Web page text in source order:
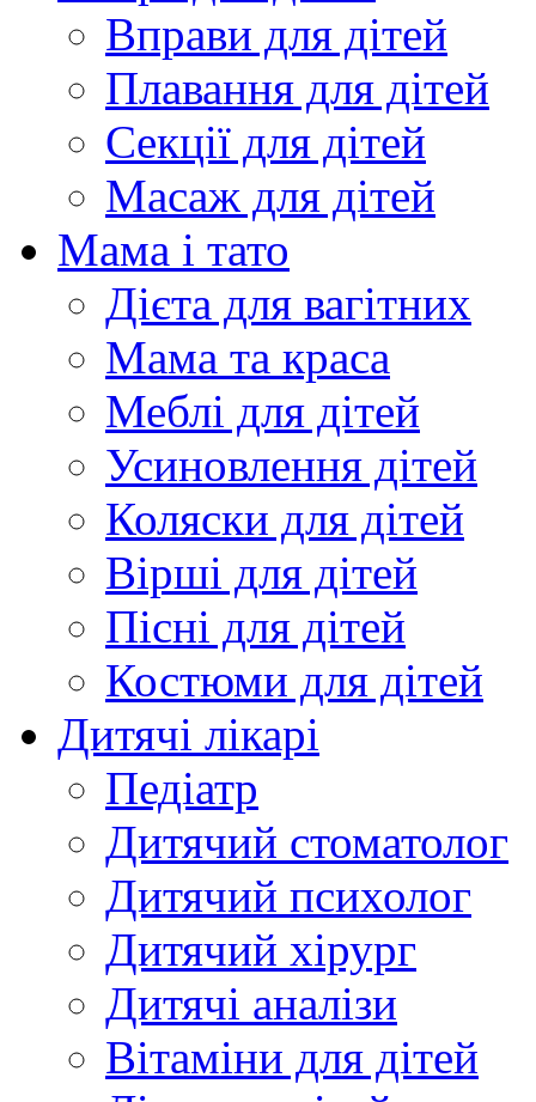
Вправи для дітей
Плавання для дітей
Секції для дітей
Масаж для дітей
Мама і тато
Дієта для вагітних
Мама та краса
Меблі для дітей
Усиновлення дітей
Коляски для дітей
Вірші для дітей
Пісні для дітей
Костюми для дітей
Дитячі лікарі
Педіатр
Дитячий стоматолог
Дитячий психолог
Дитячий хірург
Дитячі аналізи
Вітаміни для дітей